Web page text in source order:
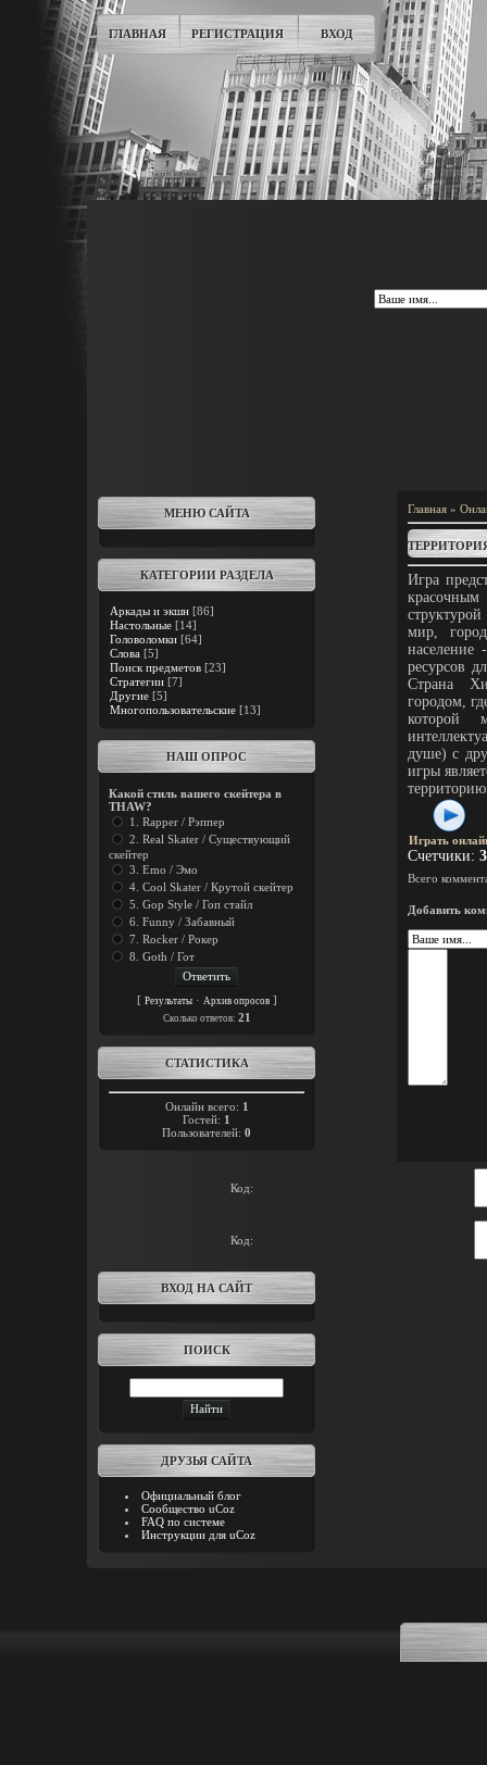
ГЛАВНАЯ РЕГИСТРАЦИЯ ВХОД
МЕНЮ САЙТА
КАТЕГОРИИ РАЗДЕЛА
Аркады и экшн [86]
Настольные [14]
Головоломки [64]
Слова [5]
Поиск предметов [23]
Стратегии [7]
Другие [5]
Многопользовательские [13]
НАШ ОПРОС
Какой стиль вашего скейтера в
THAW?
1. Rapper / Рэппер
2. Real Skater / Существующий
скейтер
3. Emo / Эмо
4. Cool Skater / Крутой скейтер
5. Gop Style / Гоп стайл
6. Funny / Забавный
7. Rocker / Рокер
8. Goth / Гот
[ Результаты· Архив опросов]
Cколько ответов: 21
СТАТИСТИКА
Онлайн всего: 1
Гостей: 1
Пользователей: 0
Главная »
Игра
мир,
население
ресурсов
Страна
городом,
которой
душе) с
игры
Играть
Счетчики:
Всего
Добавить
Код:
Код:
ВХОД НА САЙТ
ПОИСК
ДРУЗЬЯ САЙТА
Официальный блог
Сообщество uCoz
FAQ по системе
Инструкции для uCoz